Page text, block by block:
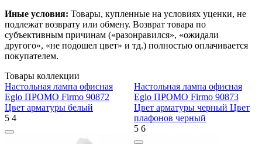
Иные условия: Товары, купленные на условиях уценки, не
подлежат возврату или обмену. Возврат товара по
субъективным причинам («разонравился», «ожидали
другого», «не подошел цвет» и тд.) полностью оплачивается
покупателем.
Товары коллекции
Настольная лампа офисная
Eglo ПРОМО Firmo 90872
Цвет арматуры белый
5 4
Настольная лампа офисная
Eglo ПРОМО Firmo 90873
Цвет арматуры черный Цвет
плафонов черный
5 6